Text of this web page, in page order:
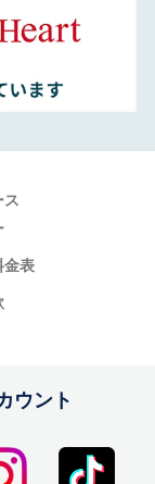
ス
金表
ウント